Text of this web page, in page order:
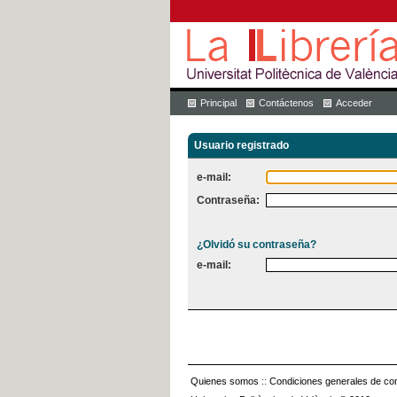
Principal Contáctenos Acceder
Usuario registrado
e-mail:
Contraseña:
¿Olvidó su contraseña?
e-mail:
Quienes somos :: Condiciones generales de